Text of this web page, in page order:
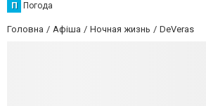
П Погода
Головна Афіша Ночная жизнь DeVeras